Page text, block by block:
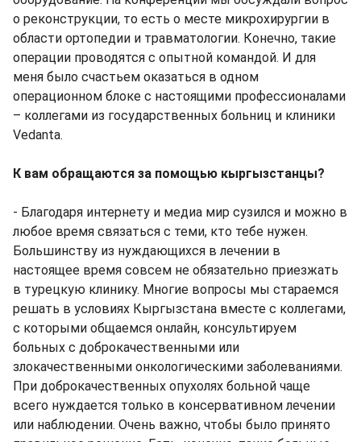
о реконструкции, то есть о месте микрохирургии в
области ортопедии и травматологии. Конечно, такие
операции проводятся с опытной командой. И для
меня было счастьем оказаться в одном
операционном блоке с настоящими профессионалами
– коллегами из государственных больниц и клиники
Vedanta.
К вам обращаются за помощью кыргызстанцы?
- Благодаря интернету и медиа мир сузился и можно в
любое время связаться с теми, кто тебе нужен.
Большинству из нуждающихся в лечении в
настоящее время совсем не обязательно приезжать
в турецкую клинику. Многие вопросы мы стараемся
решать в условиях Кыргызстана вместе с коллегами,
с которыми общаемся онлайн, консультируем
больных с доброкачественными или
злокачественными онкологическими заболеваниями.
При доброкачественных опухолях больной чаще
всего нуждается только в консервативном лечении
или наблюдении. Очень важно, чтобы было принято